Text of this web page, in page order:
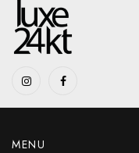
MENU